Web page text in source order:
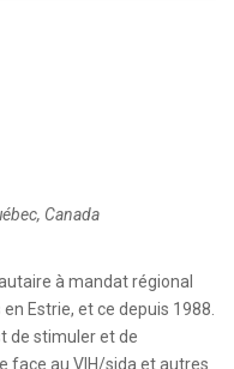
Canada
à mandat régional
Estrie, et ce depuis 1988.
de stimuler et de
face au VIH/sida et autres